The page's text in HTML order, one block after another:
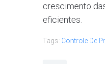
crescimento
eficientes.
Tags: Controle De